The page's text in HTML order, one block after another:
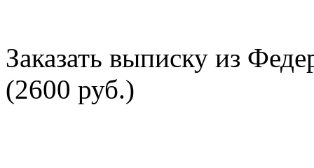
Заказать выписку из
(2600 руб.)